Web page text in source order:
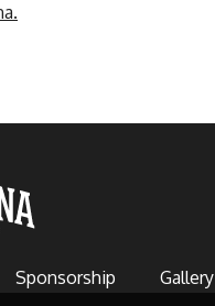
Sponsorship Gallery